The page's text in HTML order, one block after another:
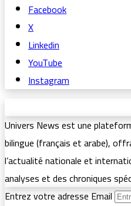
Facebook
X
Linkedin
YouTube
Instagram
Univers News est une
bilingue (français et arabe),
l’actualité nationale et
analyses et des chroniques
Entrez votre adresse Email